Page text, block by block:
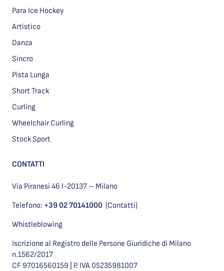
Para Ice Hockey
Artistico
Danza
Sincro
Pista Lunga
Short Track
Curling
Wheelchair Curling
Stock Sport
CONTATTI
Via Piranesi 46 I-20137 – Milano
Telefono: +39 02 70141000 (Contatti)
Whistleblowing
Iscrizione al Registro delle Persone Giuridiche di Milano
n.1562/2017
CF 97016560159 | P. IVA 05235981007